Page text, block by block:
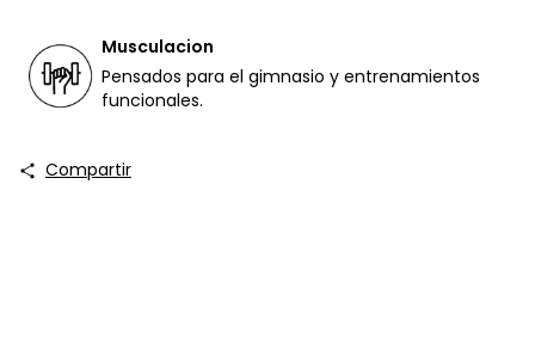
Musculacion
Pensados para el gimnasio y entrenamientos
funcionales.
Compartir